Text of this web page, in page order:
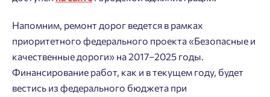
Напомним, ремонт дорог ведется в рамках
приоритетного федерального проекта «Безопасные и
качественные дороги» на 2017–2025 годы.
Финансирование работ, как и в текущем году, будет
вестись из федерального бюджета при